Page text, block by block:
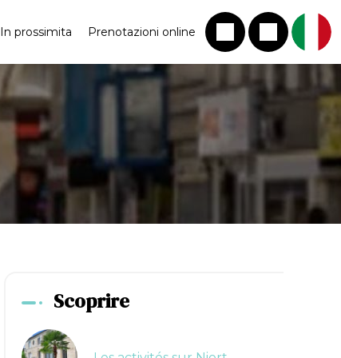
In prossimita Prenotazioni online
Scoprire